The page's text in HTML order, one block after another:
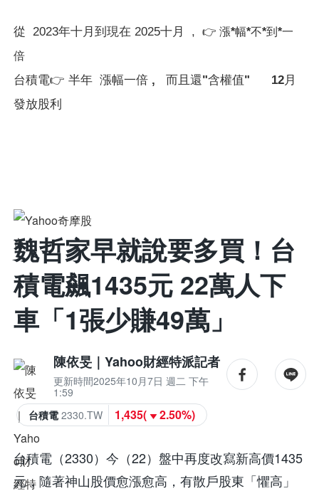
從 2023年十月到現在 2025十月 , 👉 漲*幅*不*到*一
倍
台積電👉 半年 漲幅一倍 , 而且還"含權值" 12月
發放股利
魏哲家早就說要多買！台
積電飆1435元 22萬人下
車「1張少賺49萬」
陳依旻｜Yahoo財經特派記者
更新時間2025年10月7日 週二 下午
1:59
台積電 2330.TW 1,435( 2.50%)
台積電（2330）今（22）盤中再度改寫新高價1435
元，隨著神山股價愈漲愈高，有散戶股東「懼高」